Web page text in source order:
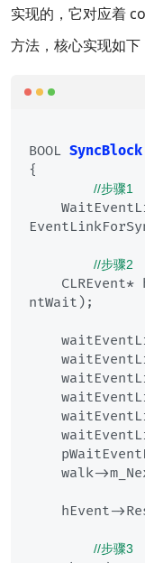
实现的，它对应着
方法，核心实现如下
BOOL
{
//步骤1
//步骤2
ntWait);
//步骤3